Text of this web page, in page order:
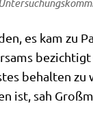
es kam zu
behal­ten zu
ist, sah